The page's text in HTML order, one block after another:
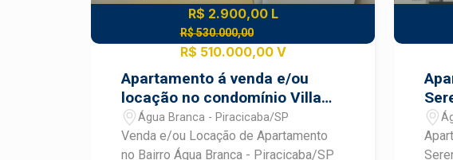
R$ 2.900,00 L
R$ 530.000,00
R$ 510.000,00 V
Apartamento á venda e/ou
locação no condomínio Villa
Serena
Água Branca - Piracicaba/SP
Venda e/ou Locação de Apartamento
no Bairro Água Branca - Piracicaba/SP
Apartamento